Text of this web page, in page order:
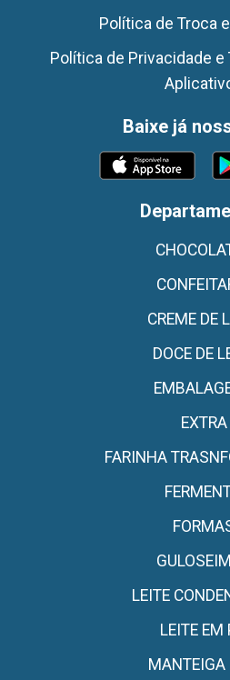
Política de Troca
Política de Privacidade e
Baixe já
CREME DE
DOCE DE
EXTRA
FARINHA
LEITE
LEITE EM
MANTEIGA